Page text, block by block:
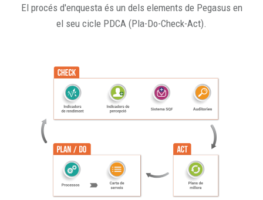
El procés d'enquesta és un dels elements de Pegasus en
el seu cicle PDCA (Pla-Do-Check-Act).